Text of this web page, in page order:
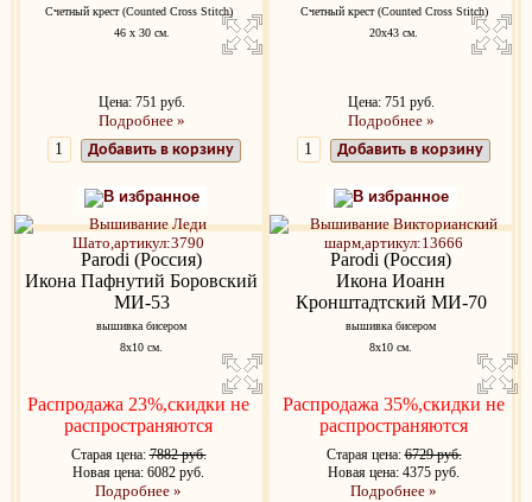
Цена: 751 руб.
Подробнее »
Добавить в корзину
В избранное
Цена: 751 руб.
Подробнее »
Добавить в корзину
В избранное
Parodi (Россия)
Икона Пафнутий Боровский
МИ-53
вышивка бисером
8х10 см.
Parodi (Россия)
Икона Иоанн
Кронштадтский МИ-70
вышивка бисером
8х10 см.
Счетный крест (Counted Cross Stitch)
46 х 30 см.
Распродажа 23%,скидки не
распространяются
Старая цена:7882 руб.
Новая цена: 6082 руб.
Подробнее »
Счетный крест (Counted Cross Stitch)
20х43 см.
Распродажа 35%,скидки не
распространяются
Старая цена:6729 руб.
Новая цена: 4375 руб.
Подробнее »